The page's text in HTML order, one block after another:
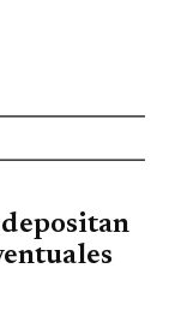
depositan